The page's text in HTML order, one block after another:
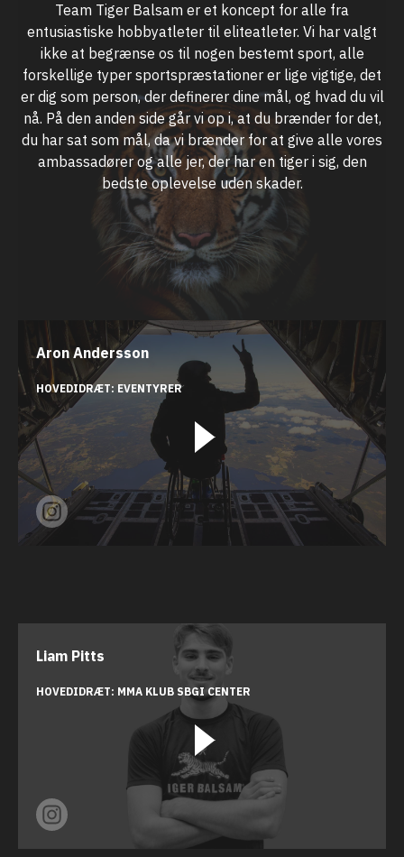
Team Tiger Balsam er et koncept for alle fra
entusiastiske hobbyatleter til eliteatleter. Vi har valgt
ikke at begrænse os til nogen bestemt sport, alle
forskellige typer sportspræstationer er lige vigtige, det
er dig som person, der definerer dine mål, og hvad du vil
nå. På den anden side går vi op i, at du brænder for det,
du har sat som mål, da vi brænder for at give alle vores
ambassadører og alle jer, der har en tiger i sig, den
bedste oplevelse uden skader.
Aron Andersson
HOVEDIDRÆT: EVENTYRER
Liam Pitts
HOVEDIDRÆT: MMA KLUB SBGI CENTER